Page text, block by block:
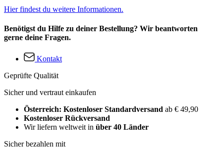
Hier findest du weitere Informationen.
Benötigst du Hilfe zu deiner Bestellung? Wir beantworten
gerne deine Fragen.
Kontakt
Geprüfte Qualität
Sicher und vertraut einkaufen
Österreich: Kostenloser Standardversand ab € 49,90
Kostenloser Rückversand
Wir liefern weltweit in über 40 Länder
Sicher bezahlen mit